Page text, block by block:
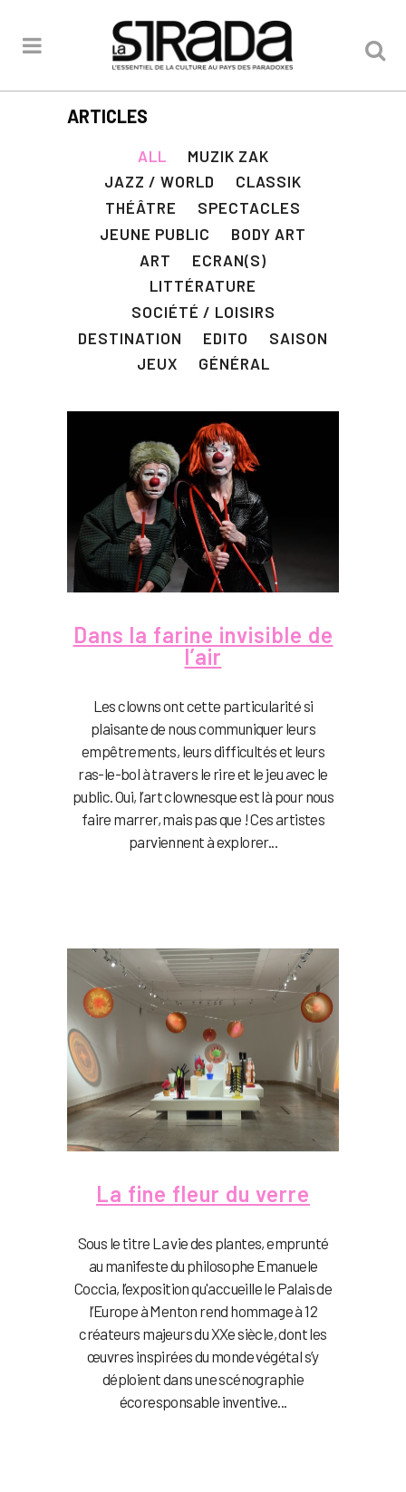
ARTICLES
ALL
MUZIK ZAK
JAZZ / WORLD
CLASSIK
THÉÂTRE
SPECTACLES
JEUNE PUBLIC
BODY ART
ART
ECRAN(S)
LITTÉRATURE
SOCIÉTÉ / LOISIRS
DESTINATION
EDITO
SAISON
JEUX
GÉNÉRAL
Dans la farine invisible de
l’air
Les clowns ont cette particularité si
plaisante de nous communiquer leurs
empêtrements, leurs difficultés et leurs
ras-le-bol à travers le rire et le jeu avec le
public. Oui, l’art clownesque est là pour nous
faire marrer, mais pas que ! Ces artistes
parviennent à explorer...
La fine fleur du verre
Sous le titre La vie des plantes, emprunté
au manifeste du philosophe Emanuele
Coccia, l’exposition qu'accueille le Palais de
l’Europe à Menton rend hommage à 12
créateurs majeurs du XXe siècle, dont les
œuvres inspirées du monde végétal s’y
déploient dans une scénographie
écoresponsable inventive...